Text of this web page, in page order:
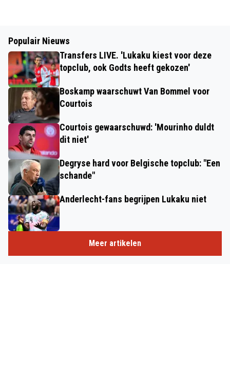
Populair Nieuws
Transfers LIVE. 'Lukaku kiest voor deze
topclub, ook Godts heeft gekozen'
Boskamp waarschuwt Van Bommel voor
Courtois
Courtois gewaarschuwd: 'Mourinho duldt
dit niet'
Degryse hard voor Belgische topclub: "Een
schande"
Anderlecht-fans begrijpen Lukaku niet
Meer artikelen